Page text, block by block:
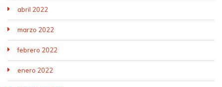
abril 2022
marzo 2022
febrero 2022
enero 2022